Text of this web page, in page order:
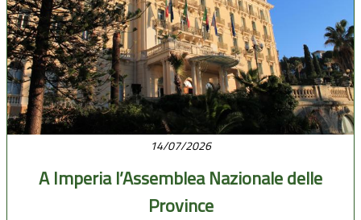
14/07/2026
A Imperia l’Assemblea Nazionale delle
Province